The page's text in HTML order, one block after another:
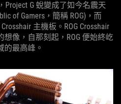
Project G 蛻變成了如今名震天
of Gamers，簡稱 ROG)，而
主機板。ROG Crosshair
像，自那刻起，ROG 便始終屹
的最高峰。